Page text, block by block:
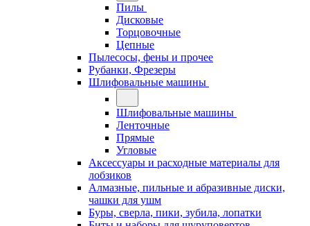
Пилы
Дисковые
Торцовочные
Цепные
Пылесосы, фены и прочее
Рубанки, Фрезеры
Шлифовальные машины
Шлифовальные машины
Ленточные
Прямые
Угловые
Аксессуары и расходные материалы для
лобзиков
Алмазные, пильные и абразивные диски,
чашки для ушм
Буры, сверла, пики, зубила, лопатки